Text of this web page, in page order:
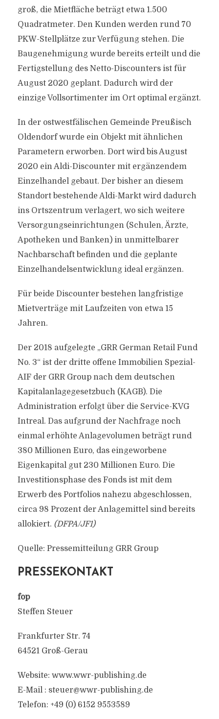
groß, die Mietfläche beträgt etwa 1.500
Quadratmeter. Den Kunden werden rund 70
PKW-Stellplätze zur Verfügung stehen. Die
Baugenehmigung wurde bereits erteilt und die
Fertigstellung des Netto-Discounters ist für
August 2020 geplant. Dadurch wird der
einzige Vollsortimenter im Ort optimal ergänzt.
In der ostwestfälischen Gemeinde Preußisch
Oldendorf wurde ein Objekt mit ähnlichen
Parametern erworben. Dort wird bis August
2020 ein Aldi-Discounter mit ergänzendem
Einzelhandel gebaut. Der bisher an diesem
Standort bestehende Aldi-Markt wird dadurch
ins Ortszentrum verlagert, wo sich weitere
Versorgungseinrichtungen (Schulen, Ärzte,
Apotheken und Banken) in unmittelbarer
Nachbarschaft befinden und die geplante
Einzelhandelsentwicklung ideal ergänzen.
Für beide Discounter bestehen langfristige
Mietverträge mit Laufzeiten von etwa 15
Jahren.
Der 2018 aufgelegte „GRR German Retail Fund
No. 3“ ist der dritte offene Immobilien Spezial-
AIF der GRR Group nach dem deutschen
Kapitalanlagegesetzbuch (KAGB). Die
Administration erfolgt über die Service-KVG
Intreal. Das aufgrund der Nachfrage noch
einmal erhöhte Anlagevolumen beträgt rund
380 Millionen Euro, das eingeworbene
Eigenkapital gut 230 Millionen Euro. Die
Investitionsphase des Fonds ist mit dem
Erwerb des Portfolios nahezu abgeschlossen,
circa 98 Prozent der Anlagemittel sind bereits
allokiert. (DFPA/JF1)
Quelle: Pressemitteilung GRR Group
PRESSEKONTAKT
fop
Steffen Steuer
Frankfurter Str. 74
64521 Groß-Gerau
Website: www.wwr-publishing.de
E-Mail : steuer@wwr-publishing.de
Telefon: +49 (0) 6152 9553589